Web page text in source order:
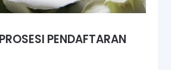
PENDAFTARAN